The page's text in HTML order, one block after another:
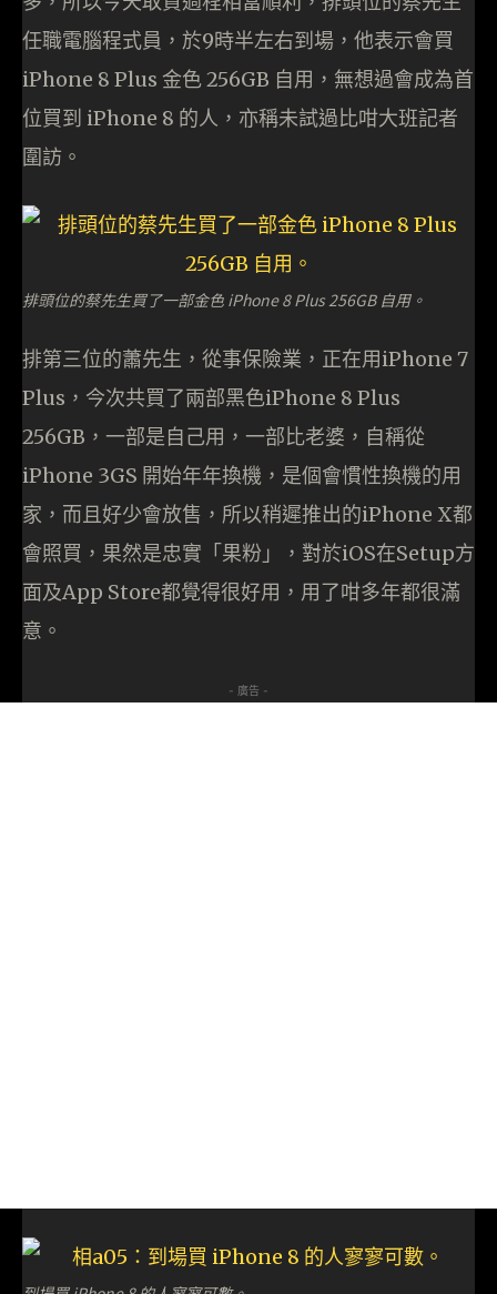
任職電腦程式員，於9時半左右到場，他表示會買
iPhone 8 Plus 金色 256GB 自用，無想過會成為首
位買到 iPhone 8 的人，亦稱未試過比咁大班記者
圍訪。
排頭位的蔡先生買了一部金色 iPhone 8 Plus 256GB 自用。
排第三位的蕭先生，從事保險業，正在用iPhone 7
Plus，今次共買了兩部黑色iPhone 8 Plus
256GB，一部是自己用，一部比老婆，自稱從
iPhone 3GS 開始年年換機，是個會慣性換機的用
家，而且好少會放售，所以稍遲推出的iPhone X都
會照買，果然是忠實「果粉」，對於iOS在Setup方
面及App Store都覺得很好用，用了咁多年都很滿
意。
- 廣告 -